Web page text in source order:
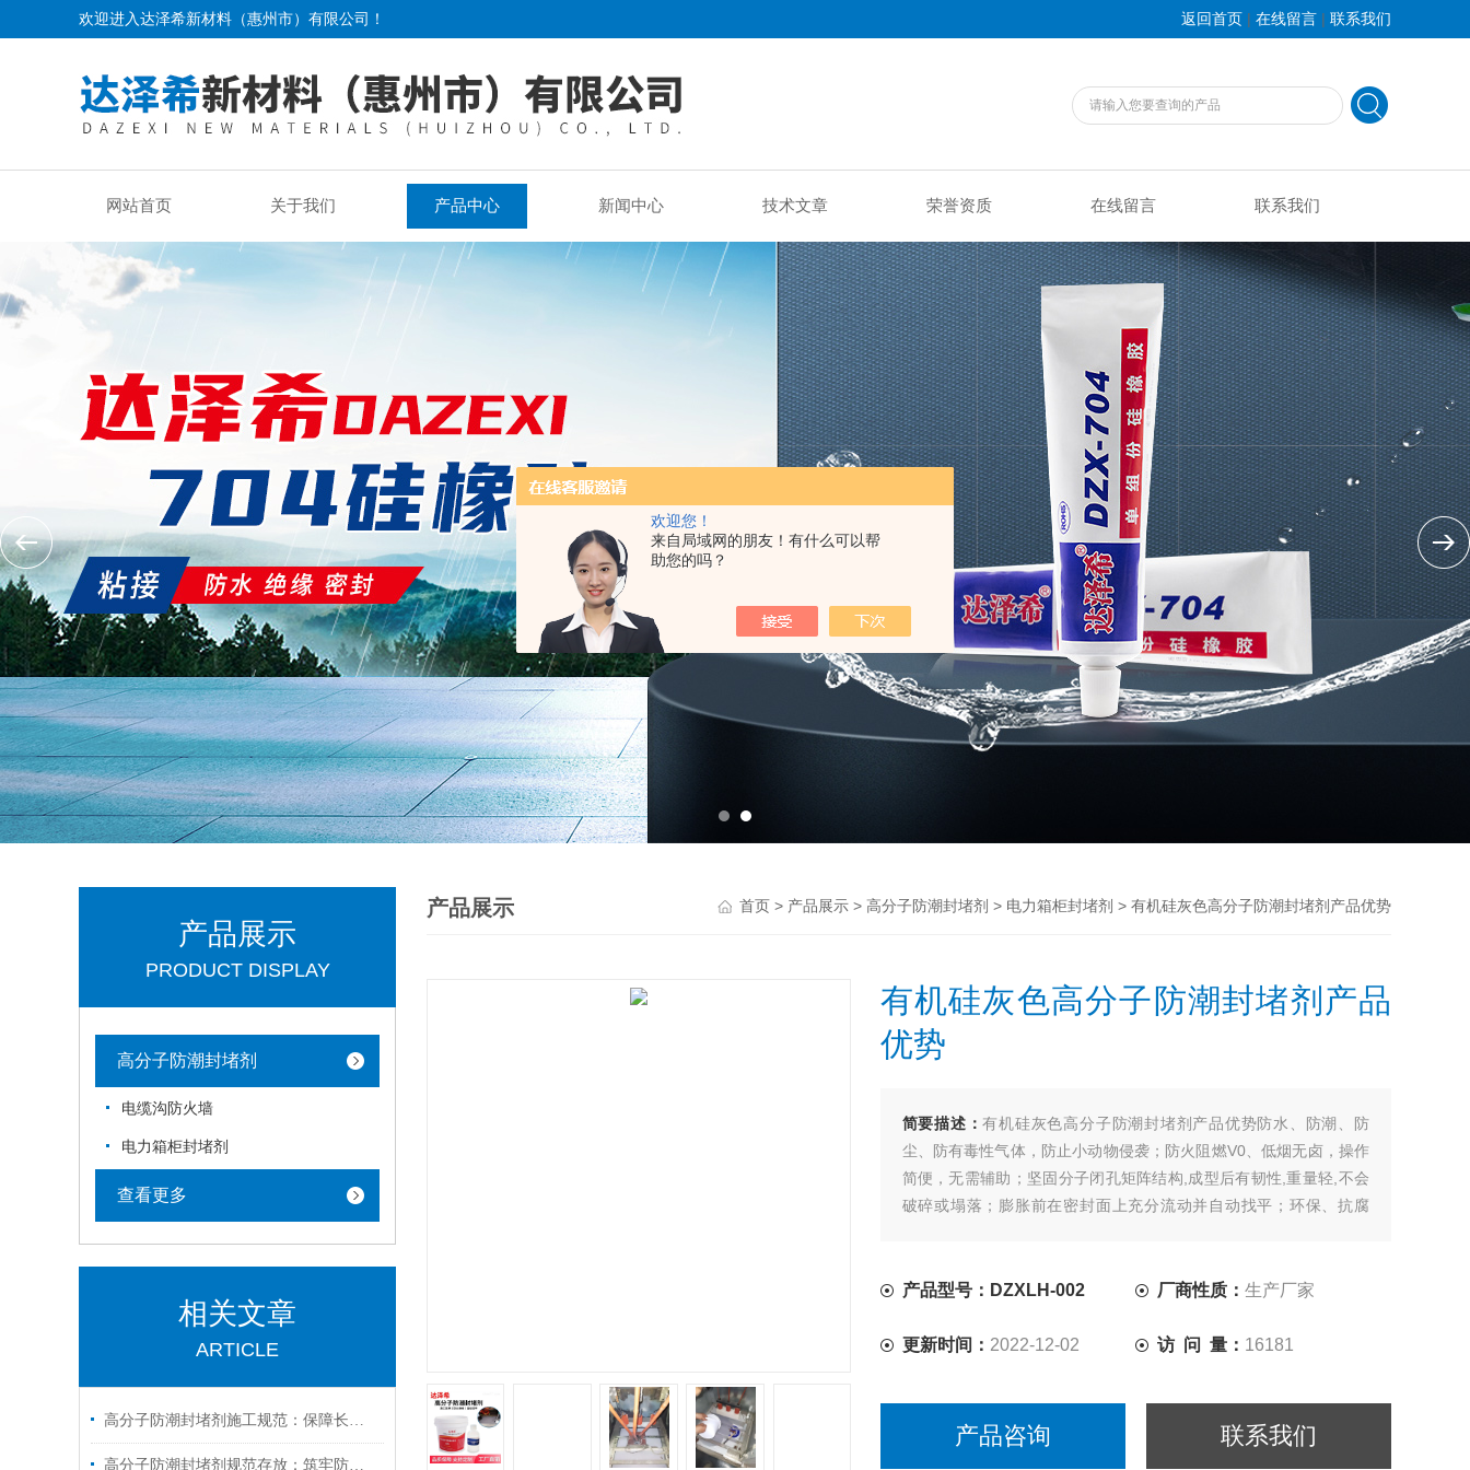
欢迎您！
来自局域网的朋友！有什么可以帮
助您的吗？
欢迎进入达泽希新材料（惠州市）有限公司！ 返回首页 | 在线留言 | 联系我们
网站首页 关于我们 产品中心 新闻中心 技术文章 荣誉资质 在线留言 联系我们
产品展示
PRODUCT DISPLAY
高分子防潮封堵剂
电缆沟防火墙
电力箱柜封堵剂
查看更多
相关文章
ARTICLE
高分子防潮封堵剂施工规范：保障长效防潮的关键步骤
高分子防潮封堵剂规范存放：筑牢防潮效果的第一道防线
产品展示 首页 > 产品展示 > 高分子防潮封堵剂 > 电力箱柜封堵剂 > 有机硅灰色高分子防潮封堵剂产品优势
有机硅灰色高分子防潮封堵剂产品
优势
简要描述：有机硅灰色高分子防潮封堵剂产品优势防水、防潮、防
尘、防有毒性气体，防止小动物侵袭；防火阻燃V0、低烟无卤，操作
简便，无需辅助；坚固分子闭孔矩阵结构,成型后有韧性,重量轻,不会
破碎或塌落；膨胀前在密封面上充分流动并自动找平；环保、抗腐
产品型号：DZXLH-002 厂商性质：生产厂家
更新时间： 2022-12-02 访 问 量： 16181
产品咨询 联系我们